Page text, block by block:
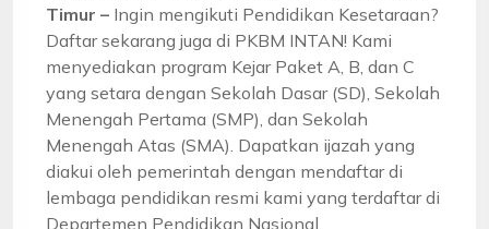
Timur – Ingin mengikuti Pendidikan Kesetaraan?
Daftar sekarang juga di PKBM INTAN! Kami
menyediakan program Kejar Paket A, B, dan C
yang setara dengan Sekolah Dasar (SD), Sekolah
Menengah Pertama (SMP), dan Sekolah
Menengah Atas (SMA). Dapatkan ijazah yang
diakui oleh pemerintah dengan mendaftar di
lembaga pendidikan resmi kami yang terdaftar di
Departemen Pendidikan Nasional.